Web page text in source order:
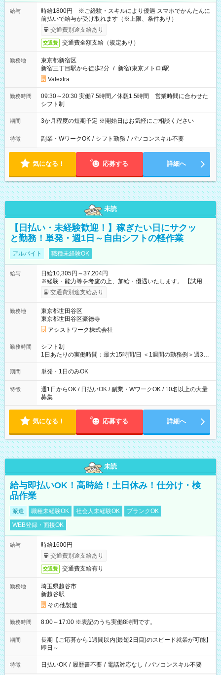
給与
時給1800円 ※ご経験・スキルにより優遇 スマホでかんたんに
前払いで給与が受け取れます（※上限、条件あり）
交通費別途支給あり
交通費 交通費全額支給（規定あり）
勤務地
東京都新宿区
新宿三丁目駅から徒歩2分 / 新宿(東京メトロ)駅
Valextra
勤務時間
09:30～20:30 実働7.5時間／休憩1.5時間 営業時間に合わせた
シフト制
期間 3か月程度の短期予定 ※開始日はお気軽にご相談ください
特徴 副業・WワークOK / シフト勤務 / パソコンスキル不要
気になる！ 応募する 詳細へ
未読
【日払い・未経験歓迎！】稼ぎたい日にサクッ
と勤務！単発・週1日～自由シフトの軽作業
アルバイト 職種未経験OK
給与
日給10,305円～37,204円
※経験・能力等を考慮の上、加給・優遇いたします。 【試用期
間】試用期間なし
交通費別途支給あり
勤務地
東京都世田谷区
東京都世田谷区豪徳寺
アシストワーク株式会社
勤務時間
シフト制
1日あたりの実働時間：最大15時間/日 ＜1週間の勤務例＞週3回
勤務 勤務：月・水・金 休み：火・木・土・日 好きな時にお仕事
可能です！ ※1日あたりの最大実働時間は日勤、夜勤共に勤務し
期間 単発・1日のみOK
特徴
週1日からOK / 日払いOK / 副業・WワークOK / 10名以上の大量
募集
気になる！ 応募する 詳細へ
未読
給与即払いOK！高時給！土日休み！仕分け・検
品作業
派遣 職種未経験OK 社会人未経験OK
ブランクOK
WEB登録・面接OK
給与
時給1600円
交通費別途支給あり
交通費 交通費支給有り
勤務地
埼玉県越谷市
新越谷駅
その他製造
勤務時間 8:00～17:00 ※表記のうち実働8時間です。
期間
長期【ご応募から1週間以内(最短2日目)のスピード就業が可能】
即日～
特徴 日払いOK / 履歴書不要 / 電話対応なし / パソコンスキル不要